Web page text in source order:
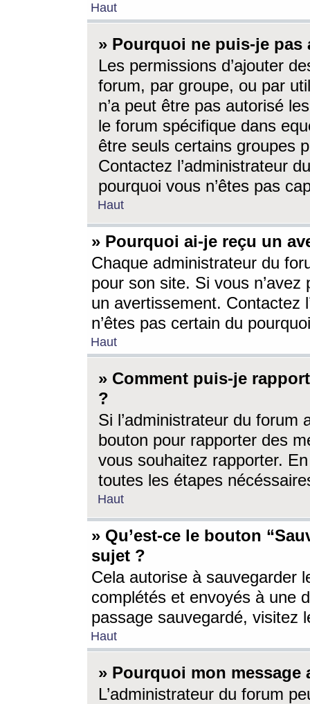
Haut
» Pourquoi ne puis-je
Les permissions d’ajouter
forum, par groupe, ou par
n’a peut être pas autorisé
le forum spécifique dans
être seuls certains groupes
Contactez l’administrateur
pourquoi vous n’êtes pas
Haut
» Pourquoi ai-je reçu un
Chaque administrateur du
pour son site. Si vous
un avertissement. Contactez
n’êtes pas certain du
Haut
» Comment puis-je
?
Si l’administrateur du forum
bouton pour rapporter des
vous souhaitez rapporter.
toutes les étapes
Haut
» Qu’est-ce le bouton
sujet ?
Cela autorise à sauvegarder
complétés et envoyés à une
passage sauvegardé, visitez
Haut
» Pourquoi mon message
L’administrateur du forum